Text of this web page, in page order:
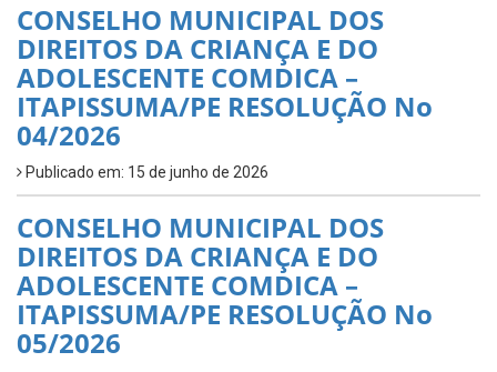
CONSELHO MUNICIPAL DOS
DIREITOS DA CRIANÇA E DO
ADOLESCENTE COMDICA –
ITAPISSUMA/PE RESOLUÇÃO No
04/2026
Publicado em: 15 de junho de 2026
CONSELHO MUNICIPAL DOS
DIREITOS DA CRIANÇA E DO
ADOLESCENTE COMDICA –
ITAPISSUMA/PE RESOLUÇÃO No
05/2026